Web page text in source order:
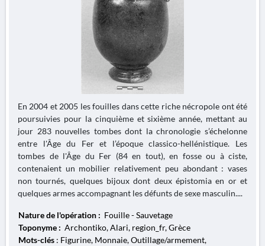
En 2004 et 2005 les fouilles dans cette riche nécropole ont été
poursuivies pour la cinquième et sixième année, mettant au
jour 283 nouvelles tombes dont la chronologie s’échelonne
entre l'Âge du Fer et l’époque classico-hellénistique. Les
tombes de l'Âge du Fer (84 en tout), en fosse ou à ciste,
contenaient un mobilier relativement peu abondant : vases
non tournés, quelques bijoux dont deux épistomia en or et
quelques armes accompagnant les défunts de sexe masculin....
Nature de l'opération : Fouille - Sauvetage
Toponyme : Archontiko, Alari, region_fr, Grèce
Mots-clés : Figurine, Monnaie, Outillage/armement,